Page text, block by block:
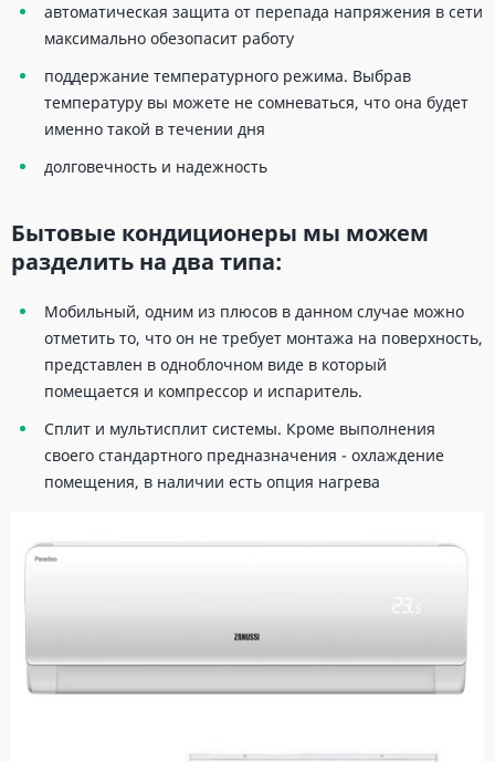
автоматическая защита от перепада напряжения в сети
максимально обезопасит работу
поддержание температурного режима. Выбрав
температуру вы можете не сомневаться, что она будет
именно такой в течении дня
долговечность и надежность
Бытовые кондиционеры мы можем
разделить на два типа:
Мобильный, одним из плюсов в данном случае можно
отметить то, что он не требует монтажа на поверхность,
представлен в одноблочном виде в который
помещается и компрессор и испаритель.
Сплит и мультисплит системы. Кроме выполнения
своего стандартного предназначения - охлаждение
помещения, в наличии есть опция нагрева